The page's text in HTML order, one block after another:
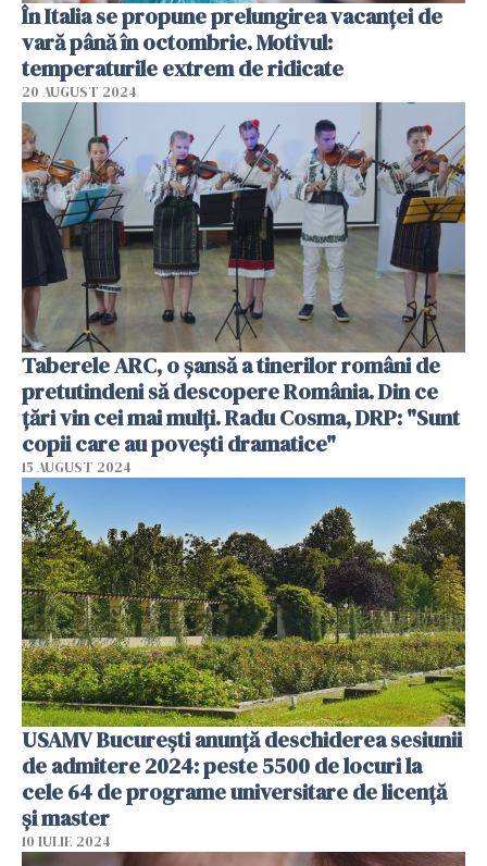
În Italia se propune prelungirea vacanței de
vară până în octombrie. Motivul:
temperaturile extrem de ridicate
20 AUGUST 2024
Taberele ARC, o șansă a tinerilor români de
pretutindeni să descopere România. Din ce
țări vin cei mai mulți. Radu Cosma, DRP: "Sunt
copii care au povești dramatice"
15 AUGUST 2024
USAMV București anunță deschiderea sesiunii
de admitere 2024: peste 5500 de locuri la
cele 64 de programe universitare de licență
și master
10 IULIE 2024